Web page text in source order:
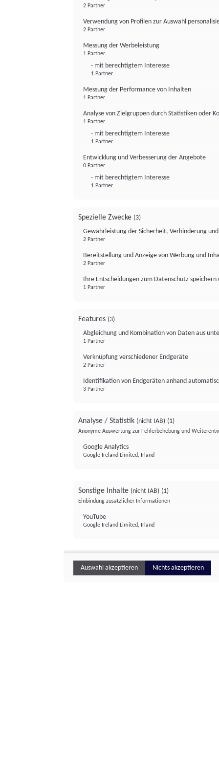
2 Partner
Verwendung von Profilen zur Auswahl
2 Partner
Messung der Werbeleistung
1 Partner
- mit berechtigtem Interesse
1 Partner
Messung der Performance von Inhalten
1 Partner
Analyse von Zielgruppen durch Statistiken oder
1 Partner
- mit berechtigtem Interesse
1 Partner
Entwicklung und Verbesserung der Angebote
0 Partner
- mit berechtigtem Interesse
1 Partner
Spezielle Zwecke (3)
Gewährleistung der Sicherheit, Verhinderung
2 Partner
Bereitstellung und Anzeige von Werbung und
2 Partner
Ihre Entscheidungen zum Datenschutz
1 Partner
Features (3)
Abgleichung und Kombination von Daten aus
1 Partner
Verknüpfung verschiedener Endgeräte
2 Partner
Identifikation von Endgeräten anhand
3 Partner
Analyse / Statistik (nicht IAB) (1)
Anonyme Auswertung zur Fehlerbehebung und
Google Analytics
Google Ireland Limited, Irland
Sonstige Inhalte (nicht IAB) (1)
Einbindung zusätzlicher Informationen
YouTube
Google Ireland Limited, Irland
Auswahl akzeptieren Nichts akzeptieren